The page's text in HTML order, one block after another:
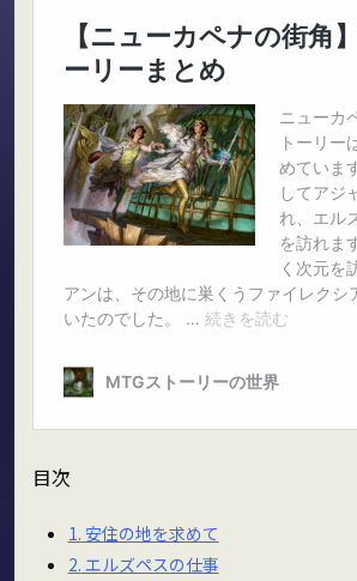
目次
1. 安住の地を求めて
2. エルズペスの仕事